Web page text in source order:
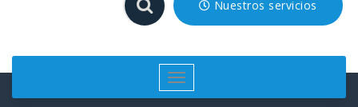
Nuestros servicios
Cambiar
navegación